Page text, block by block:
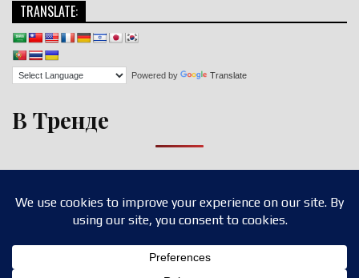
TRANSLATE:
Powered by Translate
В Тренде
Design by ThemesDNA.com